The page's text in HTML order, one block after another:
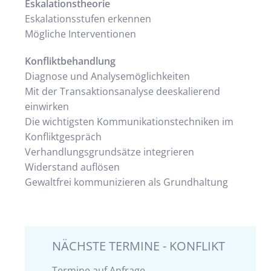
Eskalationstheorie
Eskalationsstufen erkennen
Mögliche Interventionen
Konfliktbehandlung
Diagnose und Analysemöglichkeiten
Mit der Transaktionsanalyse deeskalierend
einwirken
Die wichtigsten Kommunikationstechniken im
Konfliktgespräch
Verhandlungsgrundsätze integrieren
Widerstand auflösen
Gewaltfrei kommunizieren als Grundhaltung
NÄCHSTE TERMINE - KONFLIKT